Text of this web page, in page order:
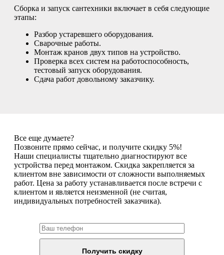
Сборка и запуск сантехники включает в себя следующие
этапы:
Разбор устаревшего оборудования.
Сварочные работы.
Монтаж кранов двух типов на устройство.
Проверка всех систем на работоспособность,
тестовый запуск оборудования.
Сдача работ довольному заказчику.
Все еще думаете?
Позвоните прямо сейчас, и получите скидку 5%!
Наши специалисты тщательно диагностируют все
устройства перед монтажом. Скидка закрепляется за
клиентом вне зависимости от сложности выполняемых
работ. Цена за работу устанавливается после встречи с
клиентом и является неизменной (не считая,
индивидуальных потребностей заказчика).